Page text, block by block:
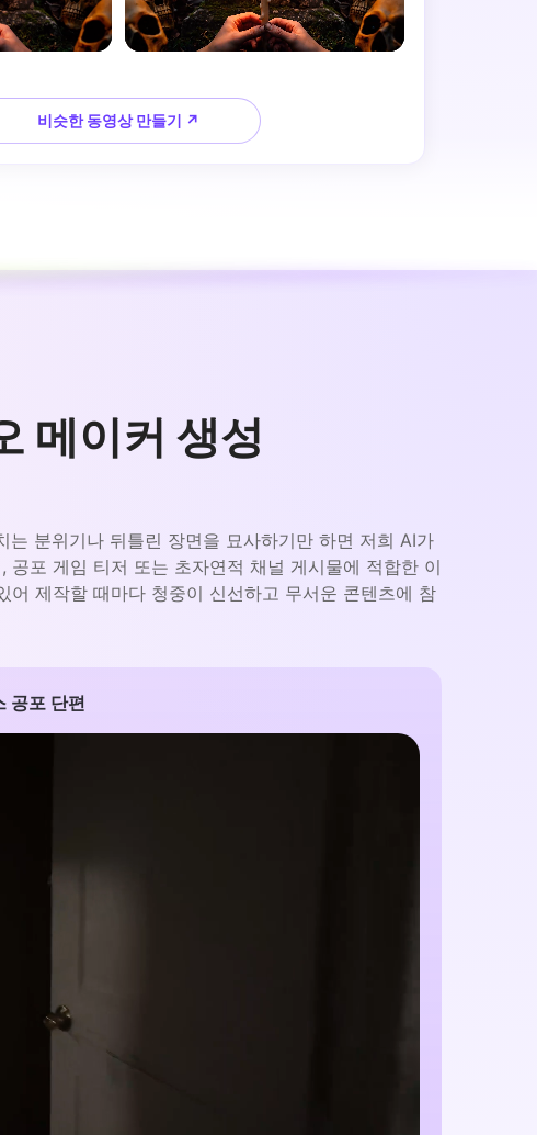
비슷한 동영상 만들기 ↗
메이커 생성
분위기나 뒤틀린 장면을 묘사하기만 하면 저희 AI가
포 게임 티저 또는 초자연적 채널 게시물에 적합한 이
제작할 때마다 청중이 신선하고 무서운 콘텐츠에 참
공포 단편